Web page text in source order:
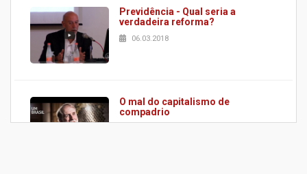
Previdência - Qual seria a
verdadeira reforma?
06.03.2018
O mal do capitalismo de
compadrio